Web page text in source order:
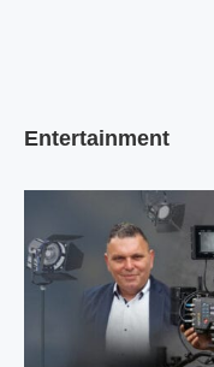
Entertainment